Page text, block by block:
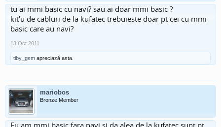
tu ai mmi basic cu navi? sau ai doar mmi basic ?
kit'u de cabluri de la kufatec trebuieste doar pt cei cu mmi
basic care au navi?
13 Oct 2011
tiby_gsm apreciază asta.
mariobos
Bronze Member